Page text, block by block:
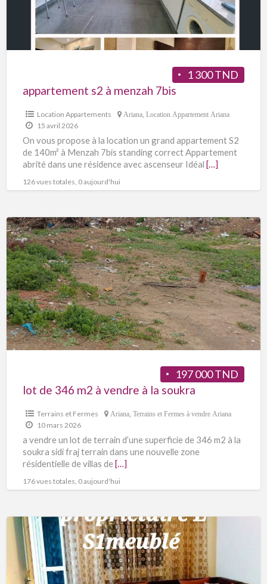
1 300 TND
appartement s2 à menzah 7bis
Location Appartements Ariana, Location Appartement Ariana
15 avril 2026
On vous propose à la location un grand appartement S2
de 140m² à Menzah 7bis standing correct Appartement
abrité dans une résidence avec ascenseur Idéal […]
126 vues totales, 0 aujourd'hui
197 000 TND
lot de 346 m2 à vendre à la soukra
Terrains et Fermes Ariana, Terrains et Fermes à vendre Ariana
10 mars 2026
a vendre un lot de terrain d’une superficie de 346 m2 à la
soukra sidi fraj terrain dans une nouvelle zone
résidentielle de villas de […]
176 vues totales, 0 aujourd'hui